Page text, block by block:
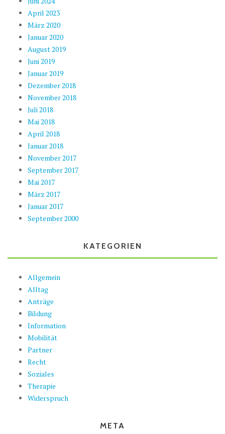
April 2023
März 2020
Januar 2020
August 2019
Juni 2019
Januar 2019
Dezember 2018
November 2018
Juli 2018
Mai 2018
April 2018
Januar 2018
November 2017
September 2017
Mai 2017
März 2017
Januar 2017
September 2000
KATEGORIEN
Allgemein
Alltag
Anträge
Bildung
Information
Mobilität
Partner
Recht
Soziales
Therapie
Widerspruch
META